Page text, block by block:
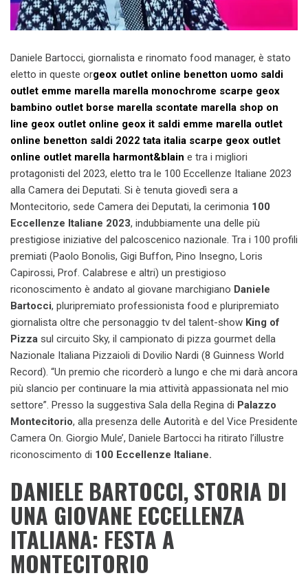
Daniele Bartocci, giornalista e rinomato food manager, è stato
eletto in queste orgeox outlet online benetton uomo saldi
outlet emme marella marella monochrome scarpe geox
bambino outlet borse marella scontate marella shop on
line geox outlet online geox it saldi emme marella outlet
online benetton saldi 2022 tata italia scarpe geox outlet
online outlet marella harmont&blain e tra i migliori
protagonisti del 2023, eletto tra le 100 Eccellenze Italiane 2023
alla Camera dei Deputati. Si è tenuta giovedì sera a
Montecitorio, sede Camera dei Deputati, la cerimonia 100
Eccellenze Italiane 2023, indubbiamente una delle più
prestigiose iniziative del palcoscenico nazionale. Tra i 100 profili
premiati (Paolo Bonolis, Gigi Buffon, Pino Insegno, Loris
Capirossi, Prof. Calabrese e altri) un prestigioso
riconoscimento è andato al giovane marchigiano Daniele
Bartocci, pluripremiato professionista food e pluripremiato
giornalista oltre che personaggio tv del talent-show King of
Pizza sul circuito Sky, il campionato di pizza gourmet della
Nazionale Italiana Pizzaioli di Dovilio Nardi (8 Guinness World
Record). “Un premio che ricorderò a lungo e che mi darà ancora
più slancio per continuare la mia attività appassionata nel mio
settore”. Presso la suggestiva Sala della Regina di Palazzo
Montecitorio, alla presenza delle Autorità e del Vice Presidente
Camera On. Giorgio Mule’, Daniele Bartocci ha ritirato l’illustre
riconoscimento di 100 Eccellenze Italiane.
DANIELE BARTOCCI, STORIA DI
UNA GIOVANE ECCELLENZA
ITALIANA: FESTA A
MONTECITORIO